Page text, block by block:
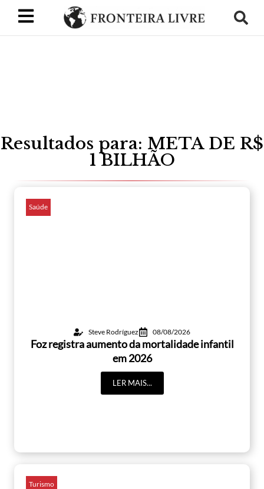
Resultados para: META DE R$
1 BILHÃO
Saúde
Steve Rodríguez 08/08/2026
Foz registra aumento da mortalidade infantil
em 2026
LER MAIS...
Turismo